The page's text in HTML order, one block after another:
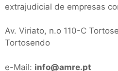
extrajudicial de empresas
Av. Viriato, n.o 110-C
Tortosendo
e-Mail: info@amre.pt